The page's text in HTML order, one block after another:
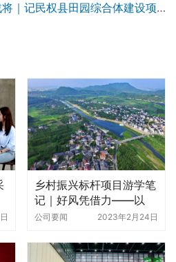
民权县田园综合体建设项目负责人高晓兵
乡村振兴标杆项目游学笔
记｜​好风凭借力——以
“鲁家村”为例，看田园综
公司要闻 2023年2月24日